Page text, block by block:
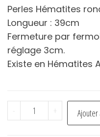
Perles Hématites
Longueur : 39cm
Fermeture par
réglage 3cm.
Existe en Hématites
-
quantité
de
+